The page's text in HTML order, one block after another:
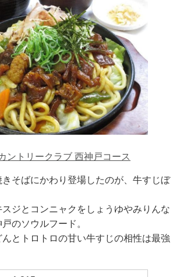
ントリークラブ 西神戸コース
きそばにかわり登場したのが、牛すじぼ
ジとコンニャクをしょうゆやみりんな
のソウルフード。
とトロトロの甘い牛すじの相性は最強